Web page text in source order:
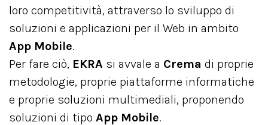
loro competitività, attraverso lo sviluppo di
soluzioni e applicazioni per il Web in ambito
App Mobile.
Per fare ciò, EKRA si avvale a Crema di proprie
metodologie, proprie piattaforme informatiche
e proprie soluzioni multimediali, proponendo
soluzioni di tipo App Mobile.